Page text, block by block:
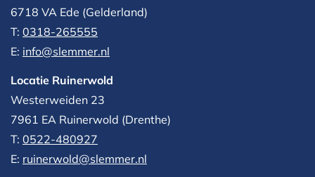
6718 VA Ede (Gelderland)
T: 0318-265555
E: info@slemmer.nl
Locatie Ruinerwold
Westerweiden 23
7961 EA Ruinerwold (Drenthe)
T: 0522-480927‬
E: ruinerwold@slemmer.nl